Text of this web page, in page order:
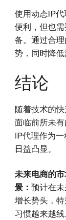
使用动态IP
便利，但也
备。通过合
势，同时降低
结论
随着技术的
面临前所未
IP代理作为
日益凸显。
未来电商的
景： 预计在
增长势头，
习惯越来越